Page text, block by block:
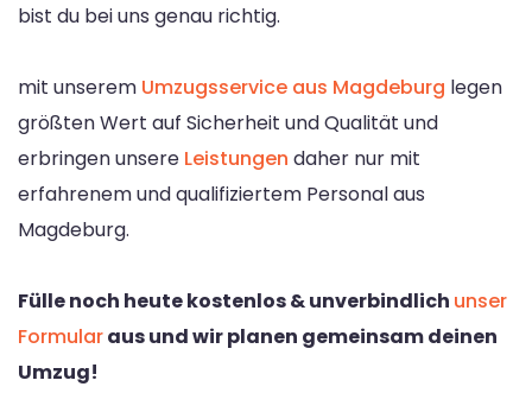
bist du bei uns genau richtig.
mit unserem Umzugsservice aus Magdeburg legen
größten Wert auf Sicherheit und Qualität und
erbringen unsere Leistungen daher nur mit
erfahrenem und qualifiziertem Personal aus
Magdeburg.
Fülle noch heute kostenlos & unverbindlich unser
Formularaus und wir planen gemeinsam deinen
Umzug!